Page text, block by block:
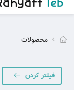
محصولات
فیلتر کردن